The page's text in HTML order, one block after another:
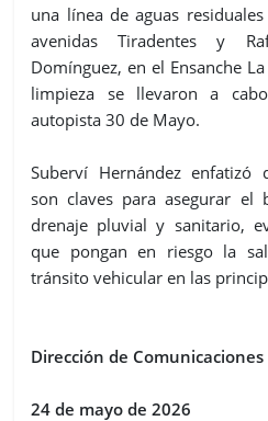
una línea de aguas
avenidas Tiradentes y
Domínguez, en el Ensanche
limpieza se llevaron a
autopista30 de Mayo.
Suberví Hernández enfatizó
son claves para asegurar el
drenaje pluvial y sanitario,
que pongan en riesgo la
tránsito vehicular en las
Dirección de Comunicaciones
24 de mayo de 2026